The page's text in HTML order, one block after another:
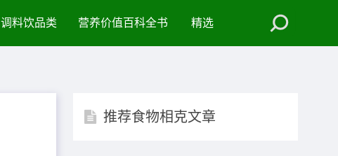
调料饮品类 营养价值百科全书 精选
推荐食物相克文章